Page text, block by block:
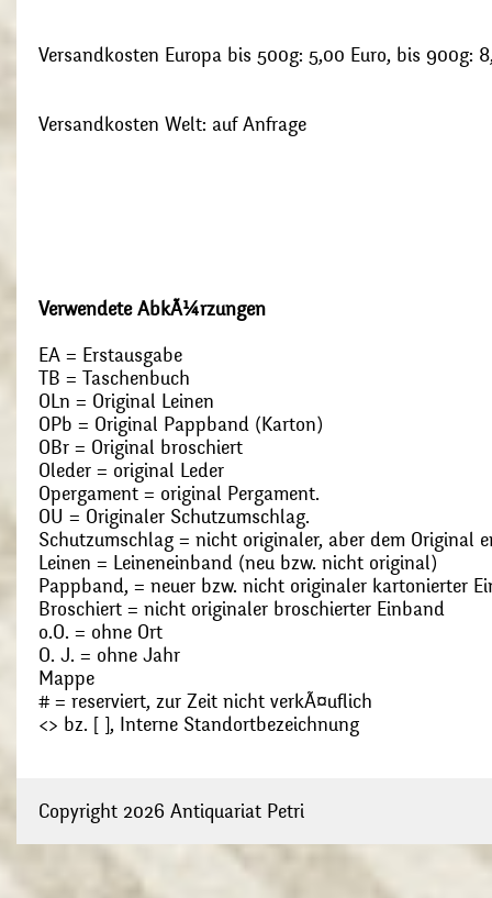
Versandkosten Europa bis 500g: 5,00 Euro, bis 900g:
Versandkosten Welt: auf Anfrage
Verwendete AbkÃ¼rzungen
EA = Erstausgabe
TB = Taschenbuch
OLn = Original Leinen
OPb = Original Pappband (Karton)
OBr = Original broschiert
Oleder = original Leder
Opergament = original Pergament.
OU = Originaler Schutzumschlag.
Schutzumschlag = nicht originaler, aber dem Original
Leinen = Leineneinband (neu bzw. nicht original)
Pappband, = neuer bzw. nicht originaler kartonierter
Broschiert = nicht originaler broschierter Einband
o.O. = ohne Ort
O. J. = ohne Jahr
Mappe
# = reserviert, zur Zeit nicht verkÃ¤uflich
<> bz. [ ], Interne Standortbezeichnung
Copyright 2026 Antiquariat Petri